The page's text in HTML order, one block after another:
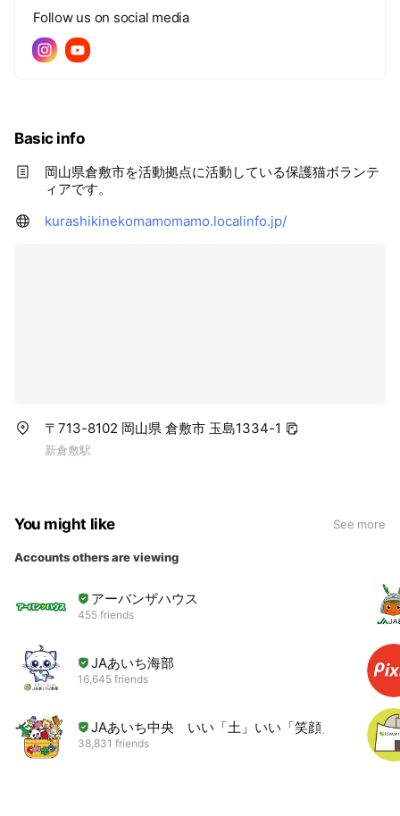
Follow us on social media
Basic info
岡山県倉敷市を活動拠点に活動している保護猫ボランテ
ィアです。
kurashikinekomamomamo.localinfo.jp/
〒713-8102 岡山県 倉敷市 玉島1334-1
新倉敷駅
You might like See more
Accounts others are viewing
アーバンザハウス
455 friends
JAあいち海部
16,645 friends
JAあいち中央 いい「土」いい「笑顔」
38,831 friends